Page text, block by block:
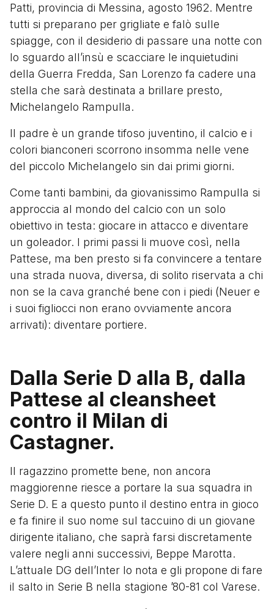
Patti, provincia di Messina, agosto 1962. Mentre
tutti si preparano per grigliate e falò sulle
spiagge, con il desiderio di passare una notte con
lo sguardo all’insù e scacciare le inquietudini
della Guerra Fredda, San Lorenzo fa cadere una
stella che sarà destinata a brillare presto,
Michelangelo Rampulla.
Il padre è un grande tifoso juventino, il calcio e i
colori bianconeri scorrono insomma nelle vene
del piccolo Michelangelo sin dai primi giorni.
Come tanti bambini, da giovanissimo Rampulla si
approccia al mondo del calcio con un solo
obiettivo in testa: giocare in attacco e diventare
un goleador. I primi passi li muove così, nella
Pattese, ma ben presto si fa convincere a tentare
una strada nuova, diversa, di solito riservata a chi
non se la cava granché bene con i piedi (Neuer e
i suoi figliocci non erano ovviamente ancora
arrivati): diventare portiere.
Dalla Serie D alla B, dalla
Pattese al cleansheet
contro il Milan di
Castagner.
Il ragazzino promette bene, non ancora
maggiorenne riesce a portare la sua squadra in
Serie D. E a questo punto il destino entra in gioco
e fa finire il suo nome sul taccuino di un giovane
dirigente italiano, che saprà farsi discretamente
valere negli anni successivi, Beppe Marotta.
L’attuale DG dell’Inter lo nota e gli propone di fare
il salto in Serie B nella stagione ’80-81 col Varese.